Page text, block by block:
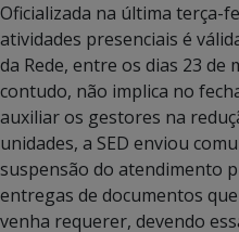
Oficializada na última terça-
atividades presenciais é
da Rede, entre os dias 23 de
contudo, não implica no
auxiliar os gestores na
unidades, a SED enviou
suspensão do atendimento
entregas de documentos
venha requerer, devendo